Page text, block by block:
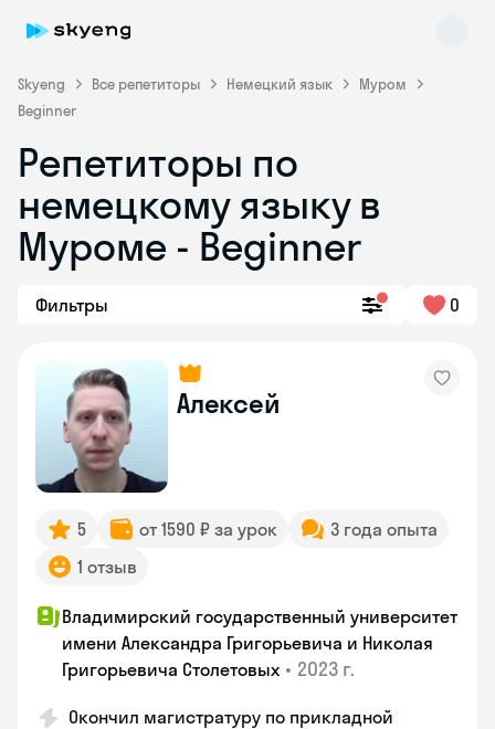
Skyeng Все репетиторы Немецкий язык
Муром
Beginner
Репетиторы по
немецкому языку в
Муроме - Beginner
Фильтры 0
Алексей
5 от 1590 ₽ за урок
3 года опыта
1 отзыв
Владимирский государственный университет
имени Александра Григорьевича и Николая
Григорьевича Столетовых • 2023 г.
Окончил магистратуру по прикладной
online